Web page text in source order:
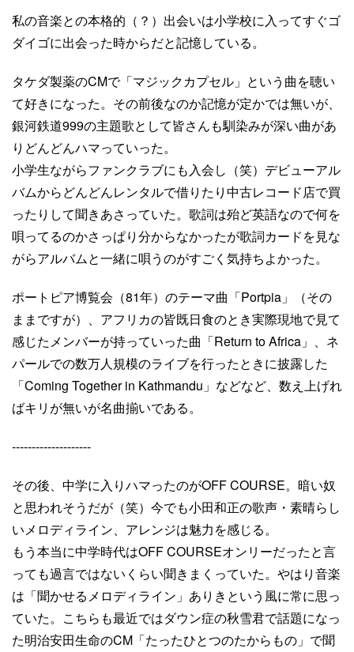
私の音楽との本格的（？）出会いは小学校に入ってすぐゴ
ダイゴに出会った時からだと記憶している。
タケダ製薬のCMで「マジックカプセル」という曲を聴い
て好きになった。その前後なのか記憶が定かでは無いが、
銀河鉄道999の主題歌として皆さんも馴染みが深い曲があ
りどんどんハマっていった。
小学生ながらファンクラブにも入会し（笑）デビューアル
バムからどんどんレンタルで借りたり中古レコード店で買
ったりして聞きあさっていた。歌詞は殆ど英語なので何を
唄ってるのかさっぱり分からなかったが歌詞カードを見な
がらアルバムと一緒に唄うのがすごく気持ちよかった。
ポートピア博覧会（81年）のテーマ曲「Portpia」（その
ままですが）、アフリカの皆既日食のとき実際現地で見て
感じたメンバーが持っていった曲「Return to Africa」、ネ
パールでの数万人規模のライブを行ったときに披露した
「Coming Together in Kathmandu」などなど、数え上げれ
ばキリが無いが名曲揃いである。
--------------------
その後、中学に入りハマったのがOFF COURSE。暗い奴
と思われそうだが（笑）今でも小田和正の歌声・素晴らし
いメロディライン、アレンジは魅力を感じる。
もう本当に中学時代はOFF COURSEオンリーだったと言
っても過言ではないくらい聞きまくっていた。やはり音楽
は「聞かせるメロディライン」ありきという風に常に思っ
ていた。こちらも最近ではダウン症の秋雪君で話題になっ
た明治安田生命のCM「たったひとつのたからもの」で聞